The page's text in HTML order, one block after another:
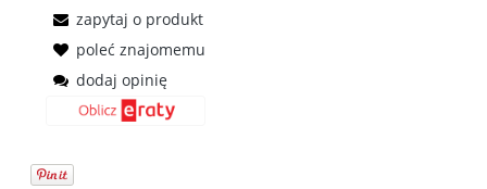
zapytaj o produkt
poleć znajomemu
dodaj opinię